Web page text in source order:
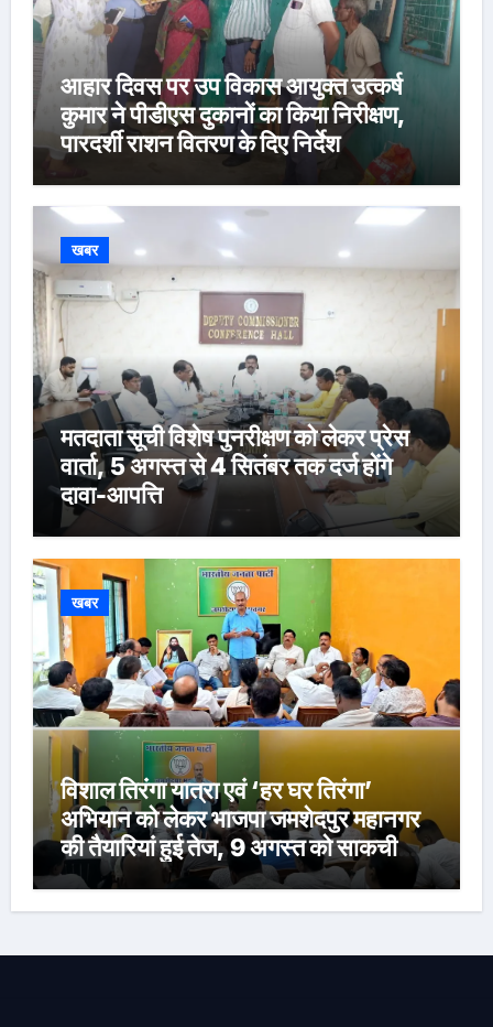
आहार दिवस पर उप विकास आयुक्त उत्कर्ष
कुमार ने पीडीएस दुकानों का किया निरीक्षण,
पारदर्शी राशन वितरण के दिए निर्देश
खबर
मतदाता सूची विशेष पुनरीक्षण को लेकर प्रेस
वार्ता, 5 अगस्त से 4 सितंबर तक दर्ज होंगे
दावा-आपत्ति
खबर
विशाल तिरंगा यात्रा एवं ‘हर घर तिरंगा’
अभियान को लेकर भाजपा जमशेदपुर महानगर
की तैयारियां हुई तेज, 9 अगस्त को साकची
नेताजी सुभाष मैदान से निकलेगी विशाल तिरंगा
यात्रा